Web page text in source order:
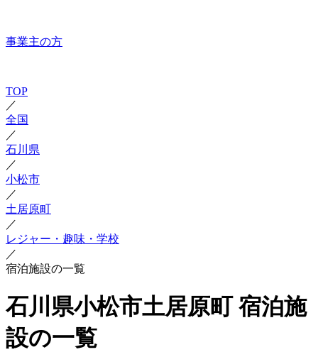
事業主の方
TOP
／
全国
／
石川県
／
小松市
／
土居原町
／
レジャー・趣味・学校
／
宿泊施設の一覧
石川県小松市土居原町 宿泊施
設の一覧